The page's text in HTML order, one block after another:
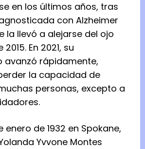
en los últimos años, tras
con Alzheimer
la llevó a alejarse del ojo
En 2021, su
avanzó rápidamente,
la capacidad de
personas, excepto a
enero de 1932 en Spokane,
Yvvone Montes